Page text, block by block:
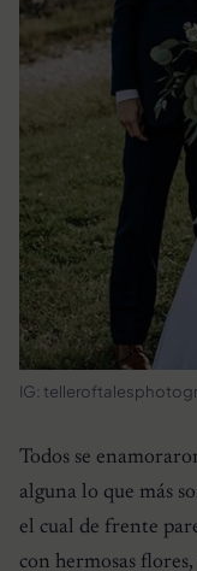
IG:
Todos se
alguna lo que más
el cual de frente
con hermosas